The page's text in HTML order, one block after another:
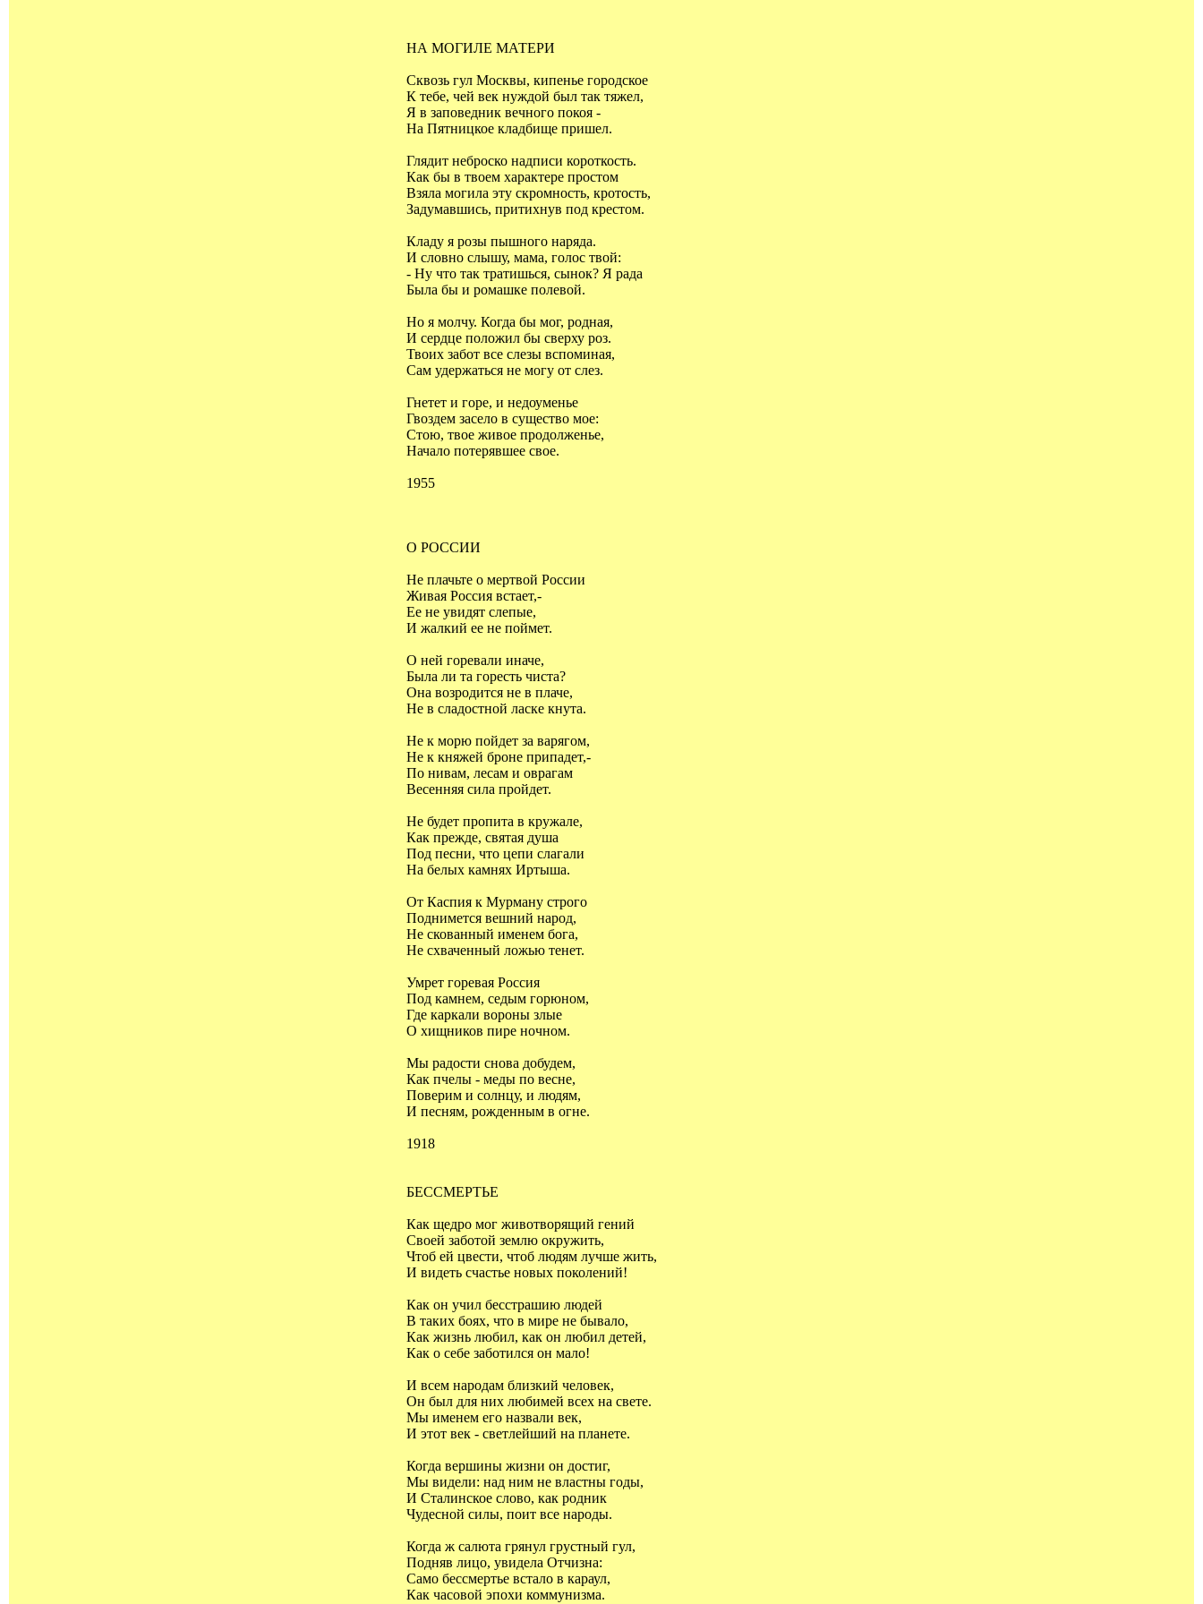
НА МОГИЛЕ МАТЕРИ
Сквозь гул Москвы, кипенье городское
К тебе, чей век нуждой был так тяжел,
Я в заповедник вечного покоя -
На Пятницкое кладбище пришел.
Глядит неброско надписи короткость.
Как бы в твоем характере простом
Взяла могила эту скромность, кротость,
Задумавшись, притихнув под крестом.
Кладу я розы пышного наряда.
И словно слышу, мама, голос твой:
- Ну что так тратишься, сынок? Я рада
Была бы и ромашке полевой.
Но я молчу. Когда бы мог, родная,
И сердце положил бы сверху роз.
Твоих забот все слезы вспоминая,
Сам удержаться не могу от слез.
Гнетет и горе, и недоуменье
Гвоздем засело в существо мое:
Стою, твое живое продолженье,
Начало потерявшее свое.
1955
О РОССИИ
Не плачьте о мертвой России
Живая Россия встает,-
Ее не увидят слепые,
И жалкий ее не поймет.
О ней горевали иначе,
Была ли та горесть чиста?
Она возродится не в плаче,
Не в сладостной ласке кнута.
Не к морю пойдет за варягом,
Не к княжей броне припадет,-
По нивам, лесам и оврагам
Весенняя сила пройдет.
Не будет пропита в кружале,
Как прежде, святая душа
Под песни, что цепи слагали
На белых камнях Иртыша.
От Каспия к Мурману строго
Поднимется вешний народ,
Не скованный именем бога,
Не схваченный ложью тенет.
Умрет горевая Россия
Под камнем, седым горюном,
Где каркали вороны злые
О хищников пире ночном.
Мы радости снова добудем,
Как пчелы - меды по весне,
Поверим и солнцу, и людям,
И песням, рожденным в огне.
1918
БЕССМЕРТЬЕ
Как щедро мог животворящий гений
Своей заботой землю окружить,
Чтоб ей цвести, чтоб людям лучше жить,
И видеть счастье новых поколений!
Как он учил бесстрашию людей
В таких боях, что в мире не бывало,
Как жизнь любил, как он любил детей,
Как о себе заботился он мало!
И всем народам близкий человек,
Он был для них любимей всех на свете.
Мы именем его назвали век,
И этот век - светлейший на планете.
Когда вершины жизни он достиг,
Мы видели: над ним не властны годы,
И Сталинское слово, как родник
Чудесной силы, поит все народы.
Когда ж салюта грянул грустный гул,
Подняв лицо, увидела Отчизна:
Само бессмертье встало в караул,
Как часовой эпохи коммунизма.